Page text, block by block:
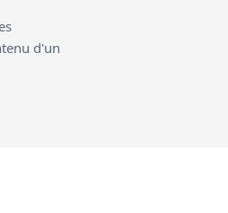
d'un